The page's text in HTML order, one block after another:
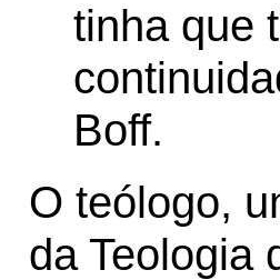
tinha que
Boff.
O teólogo,
da Teologia